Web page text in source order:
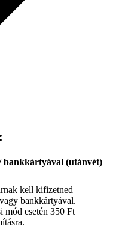
bankkártyával (utánvét)
kell kifizetned
bankkártyával.
mód esetén 350 Ft